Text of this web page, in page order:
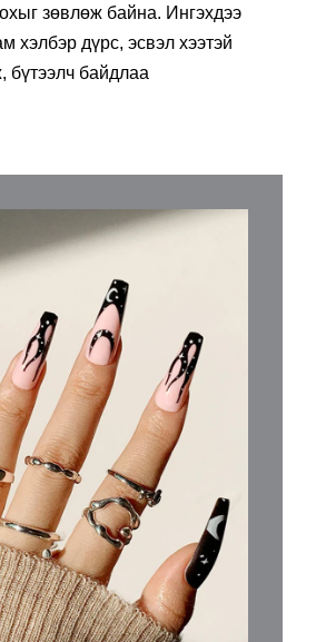
зөвлөж байна. Ингэхдээ
хэлбэр дүрс, эсвэл хээтэй
бүтээлч байдлаа